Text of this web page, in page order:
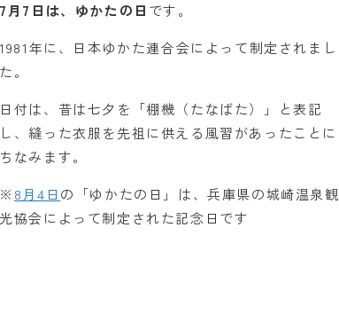
7月7日は、ゆかたの日 です。
1981年に、日本ゆかた連合会によって制定されまし
た。
日付は、昔は七夕を「棚機（たなばた）」と表記
し、縫った衣服を先祖に供える風習があったことに
ちなみます。
※ 8月4日 の「ゆかたの日」は、兵庫県の城崎温泉観
光協会によって制定された記念日です